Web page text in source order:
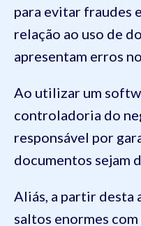
para evitar fraudes
relação ao uso de
apresentam erros
Ao utilizar um
controladoria do
responsável por
documentos sejam
Aliás, a partir desta
saltos enormes com